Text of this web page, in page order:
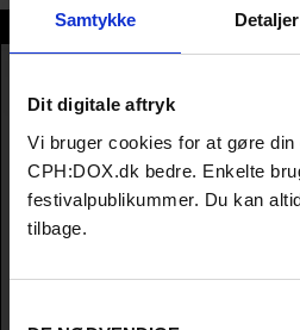
Samtykke Detaljer
Dit digitale aftryk
Vi bruger cookies for at gøre
CPH:DOX.dk bedre. Enkelte
festivalpublikummer. Du kan
tilbage.
Eloise King